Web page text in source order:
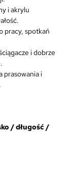
i akrylu
pracy, spotkań
i dobrze
prasowania i
/ długość /